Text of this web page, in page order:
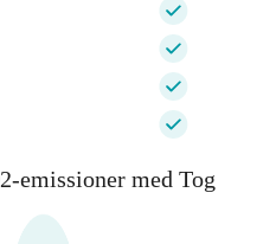
emissioner med Tog